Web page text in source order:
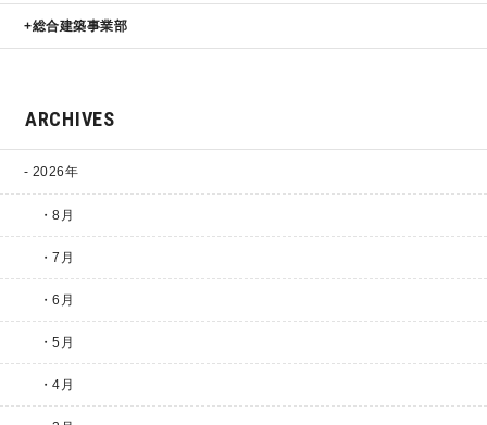
総合建築事業部
ARCHIVES
2026年
・8月
・7月
・6月
・5月
・4月